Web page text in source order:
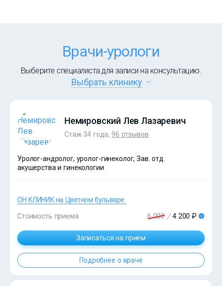
Врачи-урологи
Выберите специалиста для записи на консультацию.
Выбрать клинику
Немировский Лев Лазаревич
Стаж 34 года, 96 отзывов
Уролог-андролог, уролог-гинеколог, Зав. отд.
акушерства и гинекологии
ОН КЛИНИК на Цветном бульваре
Стоимость приема 6 000 / 4 200 ₽
Записаться на прием
Подробнее о враче